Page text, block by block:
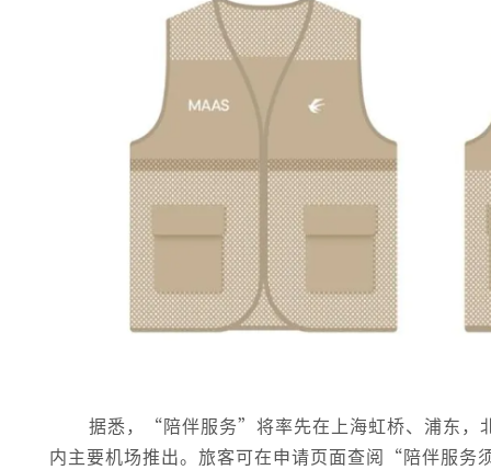
据悉，“陪伴服务”将率先在上海虹桥、浦东，
内主要机场推出。旅客可在申请页面查阅“陪伴服务